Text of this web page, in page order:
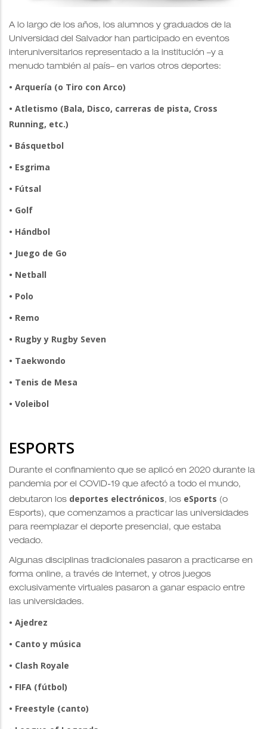
A lo largo de los años, los alumnos y graduados de la
Universidad del Salvador han participado en eventos
interuniversitarios representado a la institución –y a
menudo también al país– en varios otros deportes:
• Arquería (o Tiro con Arco)
• Atletismo (Bala, Disco, carreras de pista, Cross
Running, etc.)
• Básquetbol
• Esgrima
• Fútsal
• Golf
• Hándbol
• Juego de Go
• Netball
• Polo
• Remo
• Rugby y Rugby Seven
• Taekwondo
• Tenis de Mesa
• Voleibol
ESPORTS
Durante el confinamiento que se aplicó en 2020 durante la
pandemia por el COVID-19 que afectó a todo el mundo,
debutaron los deportes electrónicos, los eSports (o
Esports), que comenzamos a practicar las universidades
para reemplazar el deporte presencial, que estaba
vedado.
Algunas disciplinas tradicionales pasaron a practicarse en
forma online, a través de Internet, y otros juegos
exclusivamente virtuales pasaron a ganar espacio entre
las universidades.
• Ajedrez
• Canto y música
• Clash Royale
• FIFA (fútbol)
• Freestyle (canto)